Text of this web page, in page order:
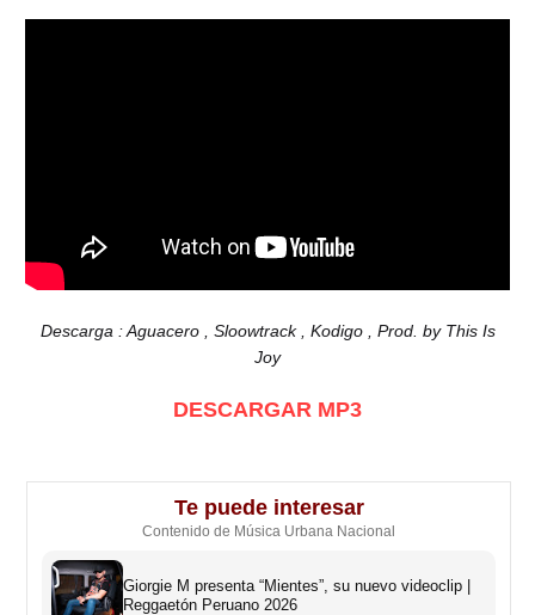
Descarga : Aguacero , Sloowtrack , Kodigo , Prod. by This Is
Joy
DESCARGAR MP3
Te puede interesar
Contenido de Música Urbana Nacional
Giorgie M presenta “Mientes”, su nuevo videoclip |
Reggaetón Peruano 2026